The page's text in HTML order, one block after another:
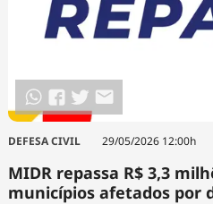
DEFESA CIVIL 29/05/2026 12:00h
MIDR repassa R$ 3,3
municípios afetados por